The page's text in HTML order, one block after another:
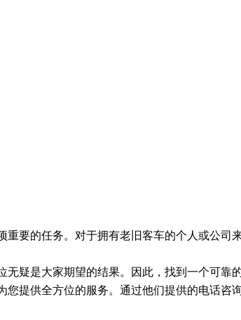
要的任务。对于拥有老旧客车的个人或公司
疑是大家期望的结果。因此，找到一个可靠
提供全方位的服务。通过他们提供的电话咨